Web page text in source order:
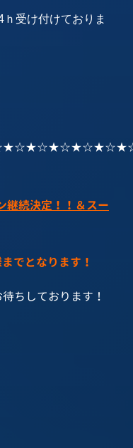
受け付けておりま
継続決定！！＆スー
でとなります！
ちしております！